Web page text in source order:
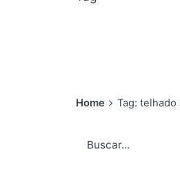
Home Tag: telhado